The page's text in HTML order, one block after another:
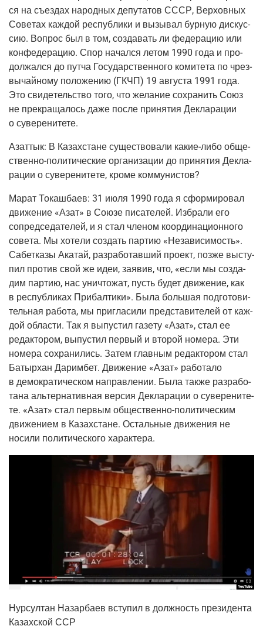
ся на съез­дах народ­ных депу­та­тов СССР, Вер­хов­ных
Сове­тах каж­дой рес­пуб­ли­ки и вызы­вал бур­ную дис­кус­
сию. Вопрос был в том, созда­вать ли феде­ра­цию или
кон­фе­де­ра­цию. Спор начал­ся летом 1990 года и про­
дол­жал­ся до пут­ча Госу­дар­ствен­но­го коми­те­та по чрез­
вы­чай­но­му поло­же­нию (ГКЧП) 19 авгу­ста 1991 года.
Это сви­де­тель­ство того, что жела­ние сохра­нить Союз
не пре­кра­ща­лось даже после при­ня­тия Декла­ра­ции
о суверенитете.
Азаттык: В Казах­стане суще­ство­ва­ли какие-либо обще­
ствен­но-поли­ти­че­ские орга­ни­за­ции до при­ня­тия Декла­
ра­ции о суве­ре­ни­те­те, кро­ме коммунистов?
Марат Токаш­ба­ев: 31 июля 1990 года я сфор­ми­ро­вал
дви­же­ние «Азат» в Сою­зе писа­те­лей. Избра­ли его
сопред­се­да­те­лей, и я стал чле­ном коор­ди­на­ци­он­но­го
сове­та. Мы хоте­ли создать пар­тию «Неза­ви­си­мость».
Сабет­ка­зы Ака­тай, раз­ра­бо­тав­ший про­ект, поз­же высту­
пил про­тив свой же идеи, заявив, что, «если мы созда­
дим пар­тию, нас уни­что­жат, пусть будет дви­же­ние, как
в рес­пуб­ли­ках При­бал­ти­ки». Была боль­шая под­го­то­ви­
тель­ная рабо­та, мы при­гла­си­ли пред­ста­ви­те­лей от каж­
дой обла­сти. Так я выпу­стил газе­ту «Азат», стал ее
редак­то­ром, выпу­стил пер­вый и вто­рой номе­ра. Эти
номе­ра сохра­ни­лись. Затем глав­ным редак­то­ром стал
Батыр­хан Дарим­бет. Дви­же­ние «Азат» рабо­та­ло
в демо­кра­ти­че­ском направ­ле­нии. Была так­же раз­ра­бо­
та­на аль­тер­на­тив­ная вер­сия Декла­ра­ции о суве­ре­ни­те­
те. «Азат» стал пер­вым обще­ствен­но-поли­ти­че­ским
дви­же­ни­ем в Казах­стане. Осталь­ные дви­же­ния не
носи­ли поли­ти­че­ско­го характера.
Нур­сул­тан Назар­ба­ев всту­пил в долж­ность пре­зи­ден­та
Казах­ской ССР